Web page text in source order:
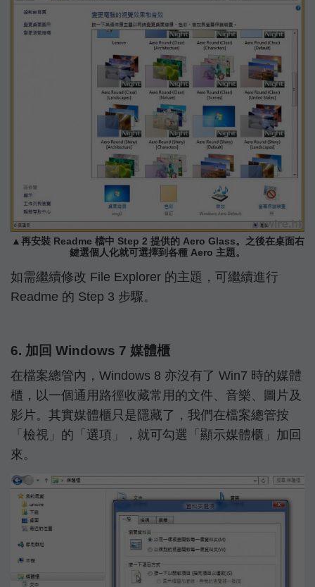
▲再安裝 Readme 檔中 Step 2 提供的 Aero Glass。之後在桌面右
鍵選個人化就可選擇到各種 Aero 主題。
如需繼續修改 File Explorer 的主題，可繼續進行
Readme 的 Step 3 步驟。
6. 加回 Windows 7 媒體櫃
在檔案總管內，Windows 8 亦沒有了 Win7 時的媒體
櫃，以一個通用路徑收藏常用的文件、音樂、圖片及
影片。其實媒體櫃只是隱藏了，我們在檔案總管按
「檢視」的「選項」，就可勾選「顯示媒體櫃」加回
來。